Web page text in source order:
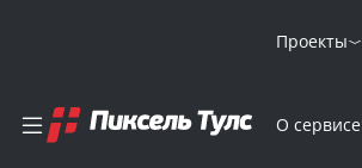
Проекты
О сервисе